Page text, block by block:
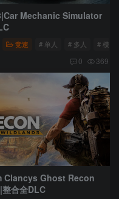
Mechanic Simulator
竞速 # 单人 # 多人 # 模拟
0 369
Clancys Ghost Recon
合全DLC